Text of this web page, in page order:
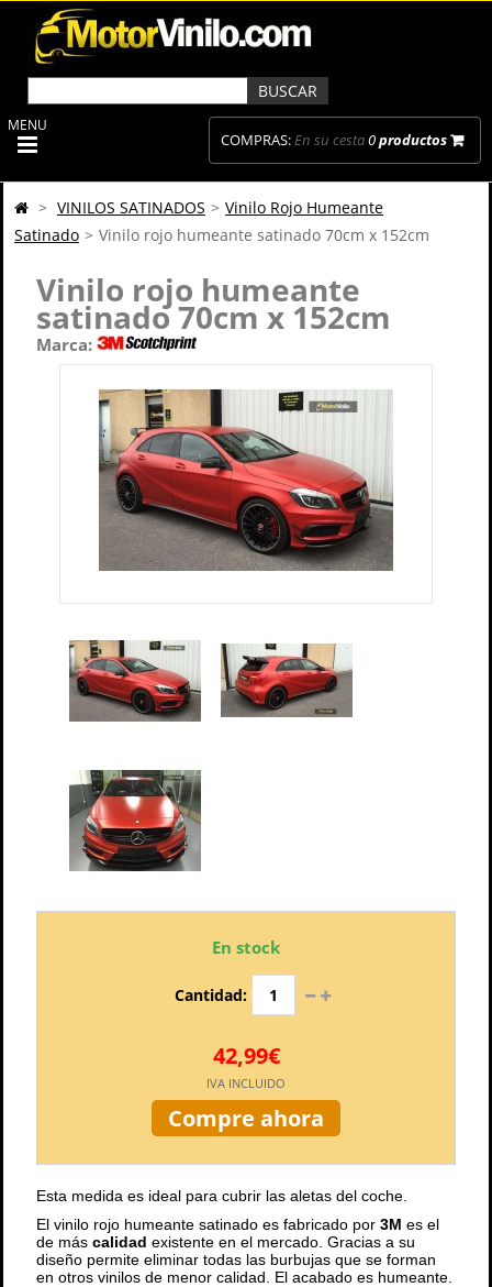
COMPRAS:En su cesta0productos
MENU
> VINILOS SATINADOS > Vinilo Rojo Humeante
Satinado > Vinilo rojo humeante satinado 70cm x 152cm
Vinilo rojo humeante
satinado 70cm x 152cm
Marca:
En stock
Cantidad:
42,99€
IVA INCLUIDO
Compre ahora
Esta medida es ideal para cubrir las aletas del coche.
El vinilo rojo humeante satinado es fabricado por 3M es el
de más calidad existente en el mercado. Gracias a su
diseño permite eliminar todas las burbujas que se forman
en otros vinilos de menor calidad. El acabado es humeante.